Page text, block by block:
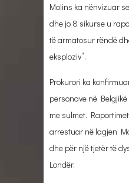
Molins ka nënvizuar
dhe jo 8 sikurse u
të armatosur rëndë
eksploziv”.
Prokurori ka
personave në
me sulmet.
arrestuar në lagjen
dhe për një tjetër të
Londër.